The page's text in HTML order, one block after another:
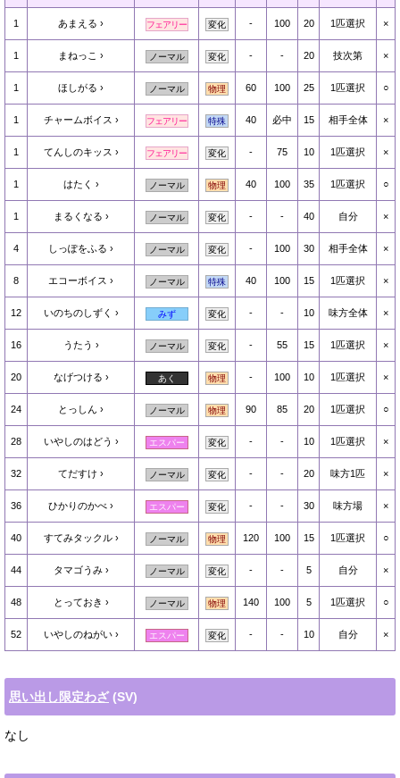
1 あまえる フェアリー 変化 - 100 20 1匹選択 ×
1 まねっこ ノーマル 変化 - - 20 技次第 ×
1 ほしがる ノーマル 物理 60 100 25 1匹選択 ○
1 チャームボイス フェアリー 特殊 40 必中 15 相手全体 ×
1 てんしのキッス フェアリー 変化 - 75 10 1匹選択 ×
1 はたく ノーマル 物理 40 100 35 1匹選択 ○
1 まるくなる ノーマル 変化 - - 40 自分 ×
4 しっぽをふる ノーマル 変化 - 100 30 相手全体 ×
8 エコーボイス ノーマル 特殊 40 100 15 1匹選択 ×
12 いのちのしずく みず 変化 - - 10 味方全体 ×
16 うたう ノーマル 変化 - 55 15 1匹選択 ×
20 なげつける あく 物理 - 100 10 1匹選択 ×
24 とっしん ノーマル 物理 90 85 20 1匹選択 ○
28 いやしのはどう エスパー 変化 - - 10 1匹選択 ×
32 てだすけ ノーマル 変化 - - 20 味方1匹 ×
36 ひかりのかべ エスパー 変化 - - 30 味方場 ×
40 すてみタックル ノーマル 物理 120 100 15 1匹選択 ○
44 タマゴうみ ノーマル 変化 - - 5 自分 ×
48 とっておき ノーマル 物理 140 100 5 1匹選択 ○
52 いやしのねがい エスパー 変化 - - 10 自分 ×
思い出し限定わざ (SV)
なし